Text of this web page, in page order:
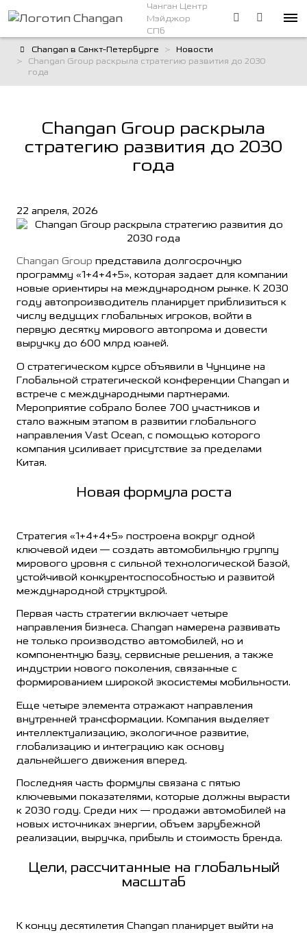
Чанган Центр
Мэйджор
СПб
Changan в Санкт-Петербурге
Новости
Changan Group раскрыла стратегию развития до 2030
года
Changan Group раскрыла
стратегию развития до 2030
года
22 апреля, 2026
Changan Group представила долгосрочную
программу «1+4+4+5», которая задает для компании
новые ориентиры на международном рынке. К 2030
году автопроизводитель планирует приблизиться к
числу ведущих глобальных игроков, войти в
первую десятку мирового автопрома и довести
выручку до 600 млрд юаней.
О стратегическом курсе объявили в Чунцине на
Глобальной стратегической конференции Changan и
встрече с международными партнерами.
Мероприятие собрало более 700 участников и
стало важным этапом в развитии глобального
направления Vast Ocean, с помощью которого
компания усиливает присутствие за пределами
Китая.
Новая формула роста
Стратегия «1+4+4+5» построена вокруг одной
ключевой идеи — создать автомобильную группу
мирового уровня с сильной технологической базой,
устойчивой конкурентоспособностью и развитой
международной структурой.
Первая часть стратегии включает четыре
направления бизнеса. Changan намерена развивать
не только производство автомобилей, но и
компонентную базу, сервисные решения, а также
индустрии нового поколения, связанные с
формированием широкой экосистемы мобильности.
Еще четыре элемента отражают направления
внутренней трансформации. Компания выделяет
интеллектуализацию, экологичное развитие,
глобализацию и интеграцию как основу
дальнейшего движения вперед.
Последняя часть формулы связана с пятью
ключевыми показателями, которые должны вырасти
к 2030 году. Среди них — продажи автомобилей на
новых источниках энергии, объем зарубежной
реализации, выручка, прибыль и стоимость бренда.
Цели, рассчитанные на глобальный
масштаб
К концу десятилетия Changan планирует выйти на